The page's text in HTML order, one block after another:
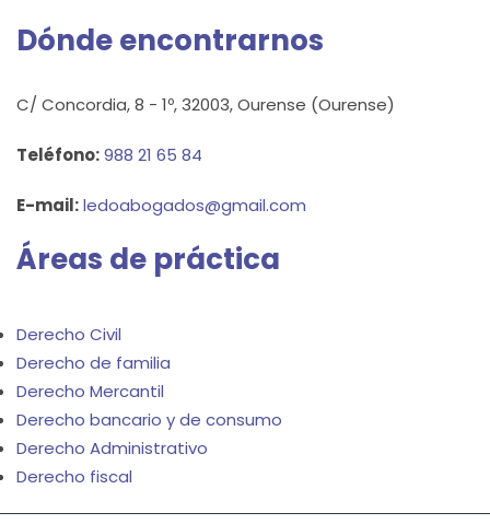
Dónde encontrarnos
C/ Concordia, 8 - 1º, 32003, Ourense (Ourense)
Teléfono:988 21 65 84
E-mail:ledoabogados@gmail.com
Áreas de práctica
Derecho Civil
Derecho de familia
Derecho Mercantil
Derecho bancario y de consumo
Derecho Administrativo
Derecho fiscal